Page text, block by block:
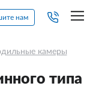
нам
камеры
типа